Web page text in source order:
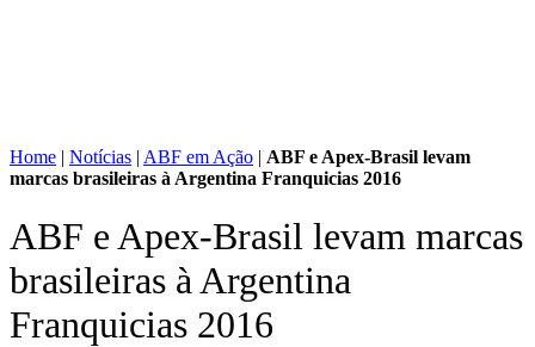
Home | Notícias | ABF em Ação | ABF e Apex-Brasil levam
marcas brasileiras à Argentina Franquicias 2016
ABF e Apex-Brasil levam marcas
brasileiras à Argentina
Franquicias 2016